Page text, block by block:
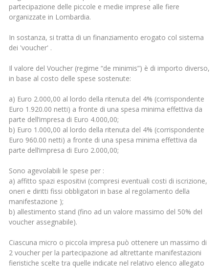
partecipazione delle piccole e medie imprese alle fiere
organizzate in Lombardia.
In sostanza, si tratta di un finanziamento erogato col sistema
dei 'voucher' .
Il valore del Voucher (regime “de minimis”) è di importo diverso,
in base al costo delle spese sostenute:
a) Euro 2.000,00 al lordo della ritenuta del 4% (corrispondente
Euro 1.920.00 netti) a fronte di una spesa minima effettiva da
parte dell’impresa di Euro 4.000,00;
b) Euro 1.000,00 al lordo della ritenuta del 4% (corrispondente
Euro 960.00 netti) a fronte di una spesa minima effettiva da
parte dell’impresa di Euro 2.000,00;
Sono agevolabili le spese per :
a) affitto spazi espositivi (compresi eventuali costi di iscrizione,
oneri e diritti fissi obbligatori in base al regolamento della
manifestazione );
b) allestimento stand (fino ad un valore massimo del 50% del
voucher assegnabile).
Ciascuna micro o piccola impresa può ottenere un massimo di
2 voucher per la partecipazione ad altrettante manifestazioni
fieristiche scelte tra quelle indicate nel relativo elenco allegato